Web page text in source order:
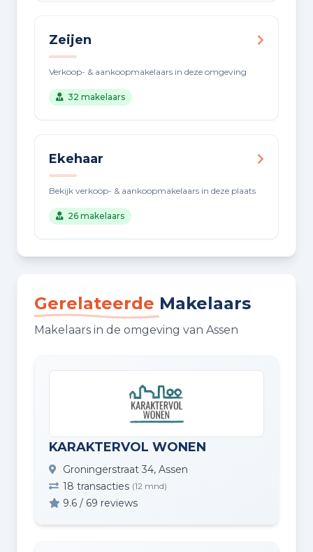
Zeijen
Verkoop- & aankoopmakelaars in deze omgeving
32 makelaars
Ekehaar
Bekijk verkoop- & aankoopmakelaars in deze plaats
26 makelaars
Gerelateerde Makelaars
Makelaars in de omgeving van Assen
KARAKTERVOL WONEN
Groningerstraat 34, Assen
18 transacties (12 mnd)
9.6 / 69 reviews